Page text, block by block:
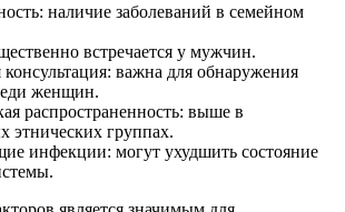
наличие заболеваний в семейном
встречается у мужчин.
консультация: важна для обнаружения
женщин.
распространенность: выше в
этнических группах.
инфекции: могут ухудшить состояние